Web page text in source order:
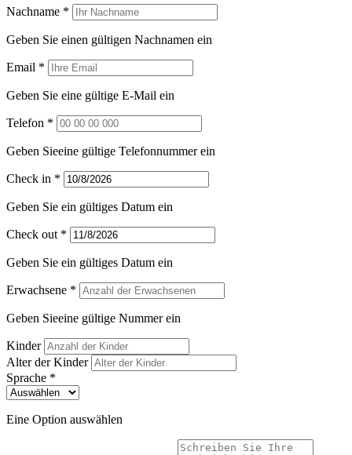
Nachname *
Geben Sie einen gültigen Nachnamen ein
Email *
Geben Sie eine gültige E-Mail ein
Telefon *
Geben Sieeine gültige Telefonnummer ein
Check in *
Geben Sie ein gültiges Datum ein
Check out *
Geben Sie ein gültiges Datum ein
Erwachsene *
Geben Sieeine gültige Nummer ein
Kinder
Alter der Kinder
Sprache *
Eine Option auswählen